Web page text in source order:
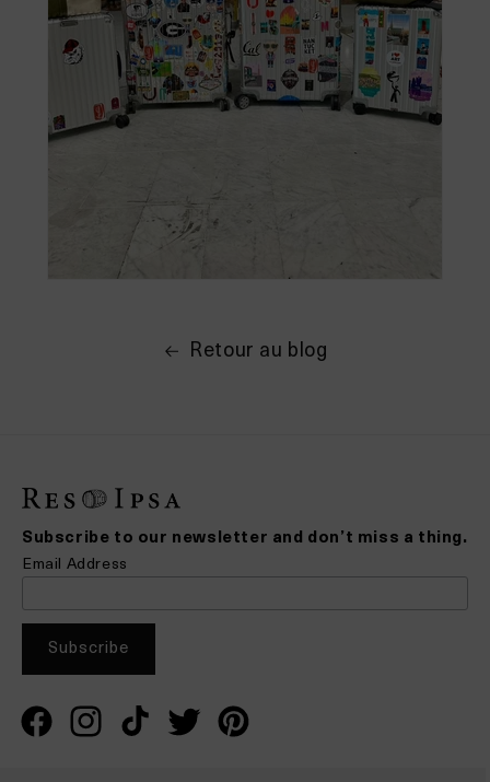
Retour au blog
Subscribe to our newsletter and don’t miss a thing.
Email Address
FacebookInstagramTikTok X Pinterest